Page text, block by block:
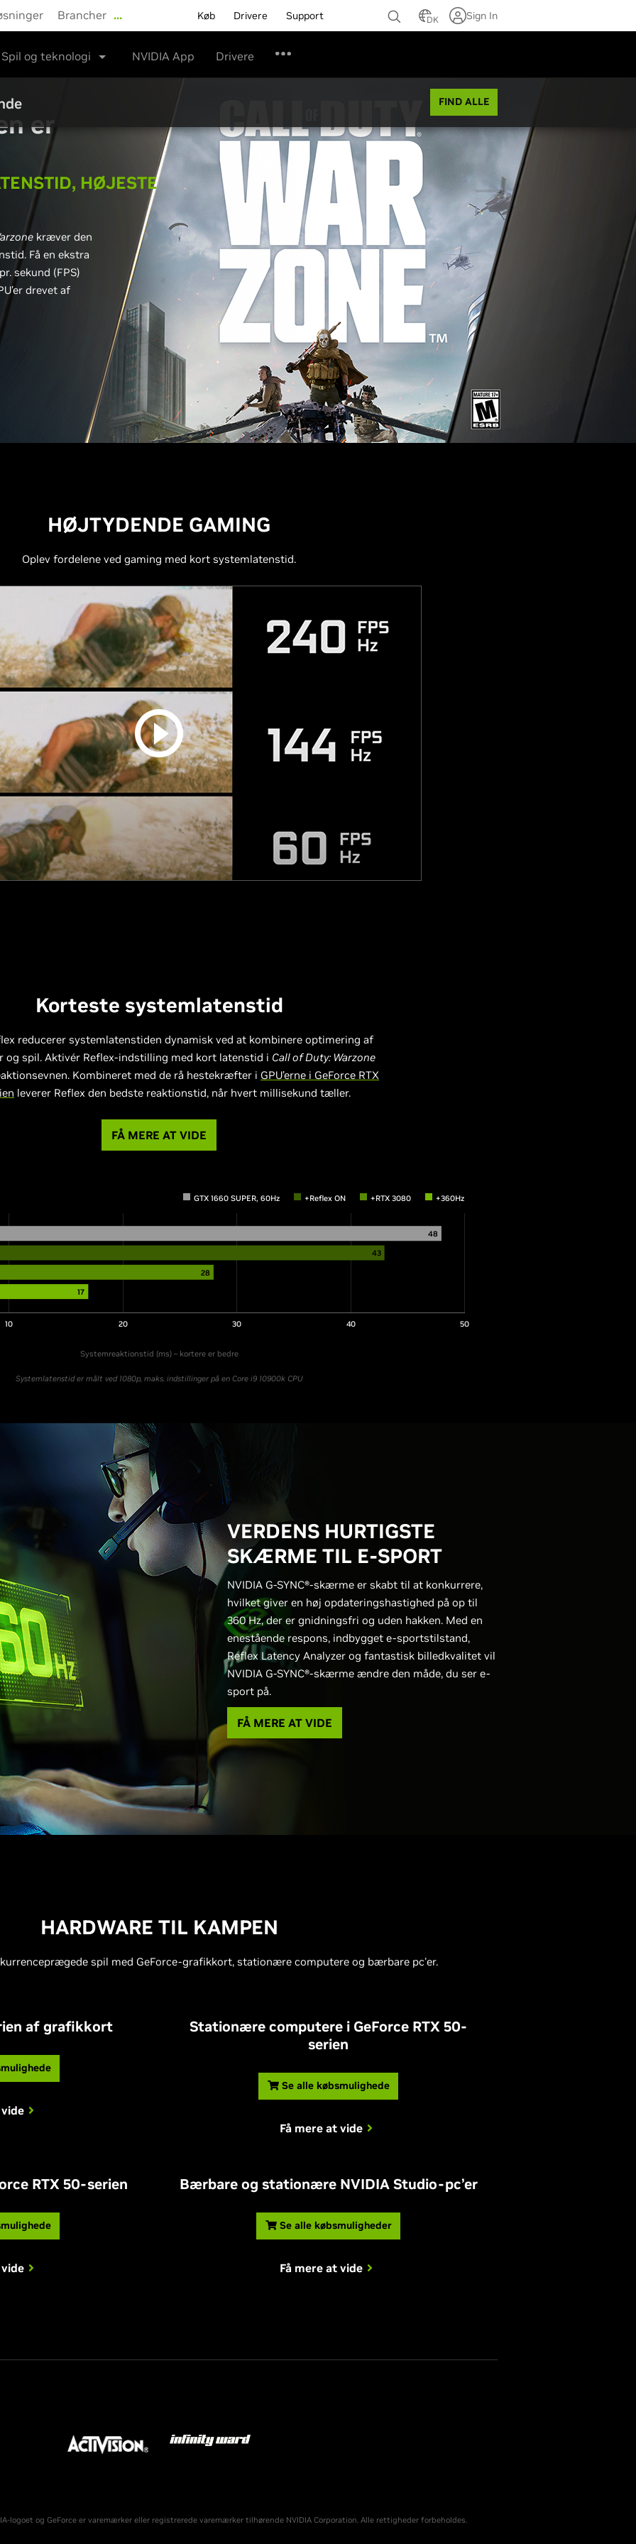
Brancher … Køb Drivere Support DK Sign In
Spil og teknologi NVIDIA App Drivere
FIND ALLE
er
HØJESTE
kræver den
Få en ekstra
sekund (FPS)
drevet af
HØJTYDENDE GAMING
Oplev fordelene ved gaming med kort systemlatenstid.
Korteste systemlatenstid
reducerer systemlatenstiden dynamisk ved at kombinere optimering af
og spil. Aktivér Reflex-indstilling med kort latenstid i Call of Duty: Warzone
Kombineret med de rå hestekræfter i GPU’erne i GeForce RTX
leverer Reflex den bedste reaktionstid, når hvert millisekund tæller.
FÅ MERE AT VIDE
GTX 1660 SUPER, 60Hz +Reflex ON +RTX 3080 +360Hz
10 20 30 40 50
48
43
28
17
Systemreaktionstid (ms) – kortere er bedre
Systemlatenstid er målt ved 1080p, maks. indstillinger på en Core i9 10900k CPU
VERDENS HURTIGSTE
SKÆRME TIL E-SPORT
NVIDIA G-SYNC®-skærme er skabt til at konkurrere,
hvilket giver en høj opdateringshastighed på op til
360 Hz, der er gnidningsfri og uden hakken. Med en
enestående respons, indbygget e-sportstilstand,
Reflex Latency Analyzer og fantastisk billedkvalitet vil
NVIDIA G-SYNC®-skærme ændre den måde, du ser e-
sport på.
FÅ MERE AT VIDE
HARDWARE TIL KAMPEN
spil med GeForce-grafikkort, stationære computere og bærbare pc'er.
af grafikkort
Stationære computere i GeForce RTX 50-
serien
Se alle købsmulighede
Få mere at vide
RTX 50-serien Bærbare og stationære NVIDIA Studio-pc’er
Se alle købsmuligheder
Få mere at vide
logoet og GeForce er varemærker eller registrerede varemærker tilhørende NVIDIA Corporation. Alle rettigheder forbeholdes.